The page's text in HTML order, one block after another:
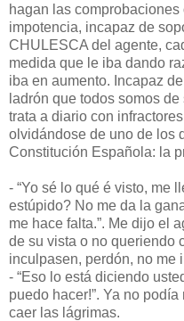
hagan las comprobaciones
impotencia, incapaz de
CHULESCA del agente,
medida que le iba dando
iba en aumento. Incapaz
ladrón que todos somos
trata a diario con
olvidándose de uno de los
Constitución Española: la
- “Yo sé lo qué é visto, me
estúpido? No me da la
me hace falta.”. Me dijo el
de su vista o no queriendo
inculpasen, perdón, no me
- “Eso lo está diciendo
puedo hacer!”. Ya no
caer las lágrimas.